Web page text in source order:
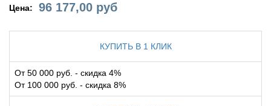
Цена: 96 177,00 руб
КУПИТЬ В 1 КЛИК
От 50 000 руб. - скидка 4%
От 100 000 руб. - скидка 8%